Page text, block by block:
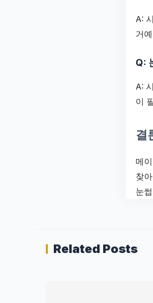
A:
거
Q:
A:
이
결
메
찾
눈
Related Posts